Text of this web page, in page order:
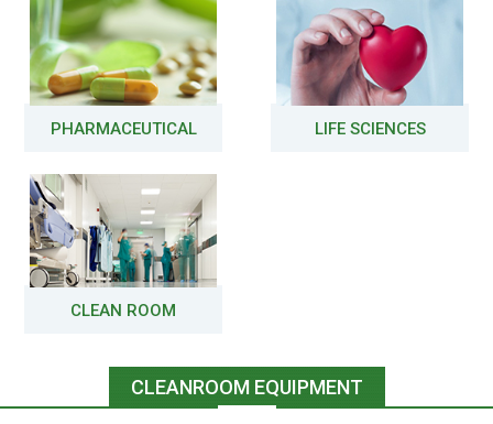
PHARMACEUTICAL LIFE SCIENCES
CLEAN ROOM
CLEANROOM EQUIPMENT